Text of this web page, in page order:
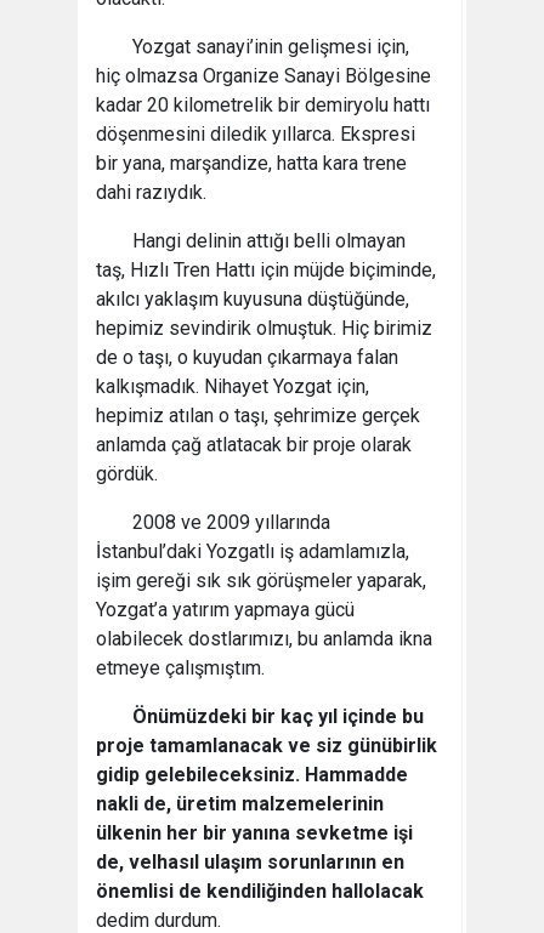
Yozgat sanayi’inin gelişmesi için,
hiç olmazsa Organize Sanayi Bölgesine
kadar 20 kilometrelik bir demiryolu hattı
döşenmesini diledik yıllarca. Ekspresi
bir yana, marşandize, hatta kara trene
dahi razıydık.
Hangi delinin attığı belli olmayan
taş, Hızlı Tren Hattı için müjde biçiminde,
akılcı yaklaşım kuyusuna düştüğünde,
hepimiz sevindirik olmuştuk. Hiç birimiz
de o taşı, o kuyudan çıkarmaya falan
kalkışmadık. Nihayet Yozgat için,
hepimiz atılan o taşı, şehrimize gerçek
anlamda çağ atlatacak bir proje olarak
gördük.
2008 ve 2009 yıllarında
İstanbul’daki Yozgatlı iş adamlamızla,
işim gereği sık sık görüşmeler yaparak,
Yozgat’a yatırım yapmaya gücü
olabilecek dostlarımızı, bu anlamda ikna
etmeye çalışmıştım.
Önümüzdeki bir kaç yıl içinde bu
proje tamamlanacak ve siz günübirlik
gidip gelebileceksiniz. Hammadde
nakli de, üretim malzemelerinin
ülkenin her bir yanına sevketme işi
de, velhasıl ulaşım sorunlarının en
önemlisi de kendiliğinden hallolacak
dedim durdum.